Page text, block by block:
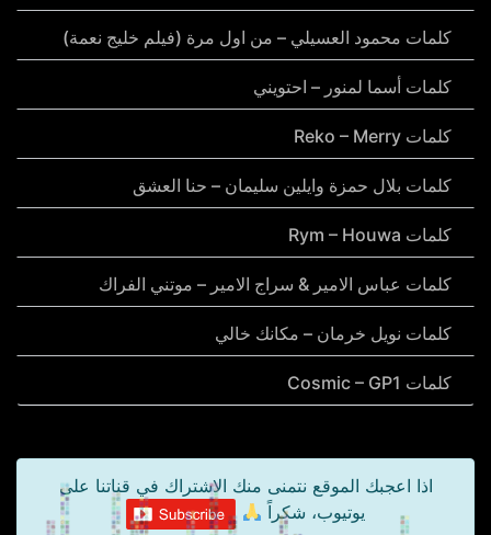
كلمات محمود العسيلي – من اول مرة (فيلم خليج نعمة)
كلمات أسما لمنور – احتويني
كلمات Reko – Merry
كلمات بلال حمزة وايلين سليمان – حنا العشق
كلمات Rym – Houwa
كلمات عباس الامير & سراج الامير – موتني الفراك
كلمات نويل خرمان – مكانك خالي
كلمات Cosmic – GP1
اذا اعجبك الموقع نتمنى منك الاشتراك في قناتنا على
يوتيوب، شكراً